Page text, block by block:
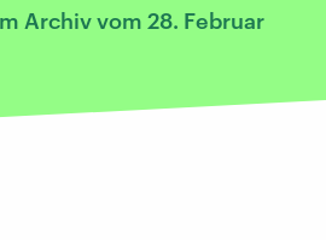
Archiv vom 28. Februar